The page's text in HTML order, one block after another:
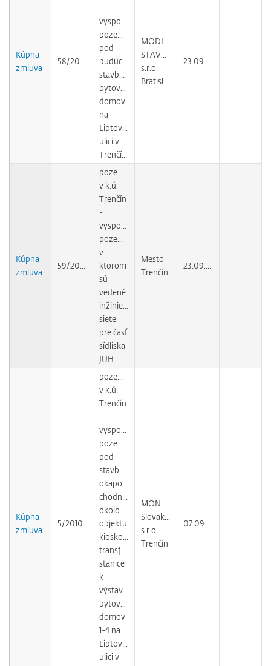
Kúpna
zmluva
-
vysporiadanie
pozemkov
pod
budúcou
stavbou
bytových
domov
na
Liptovskej
ulici v
Trenčíne
MODIFIN
STAVBY,
s.r.o.
Kúpna
zmluva
pozemok
v k.ú.
Trenčín
-
vysporiadanie
pozemku,
v
ktorom
sú
vedené
inžinierske
siete
pre časť
sídliska
JUH
Mesto
Trenčín
Kúpna
zmluva
5/2010
pozemky
v k.ú.
Trenčín
-
vysporiadanie
pozemku
pod
stavbou
okapového
chodníka
okolo
objektu
kioskovej
transformačnej
stanice
k
výstavbe
bytových
domov
1-4 na
Liptovskej
ulici v
MONOLIT
Slovakia,
s.r.o.
Trenčín